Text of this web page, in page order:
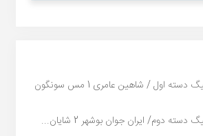
هفته هجدهم لیگ دسته اول / شاهین عامری 1 مس سونگون
دوم/ ایران جوان بوشهر 2 شایان...